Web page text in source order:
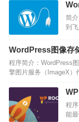
中
位
站
简
到
存
安
目
WordPress图像
程序简介：WordPress
擎图片服务（ImageX）
色：可配置是否上传缩
山引擎图片服务
优
程
能